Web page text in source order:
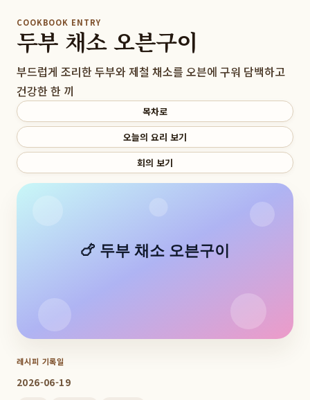
COOKBOOK ENTRY
두부 채소 오븐구이
부드럽게 조리한 두부와 제철 채소를 오븐에 구워 담백하고
건강한 한 끼
목차로
오늘의 요리 보기
회의 보기
레시피 기록일
2026-06-19